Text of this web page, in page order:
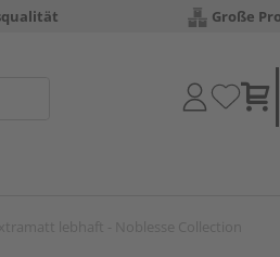
Große